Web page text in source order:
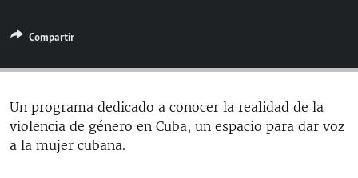
ESPECIALES
ESPECIALES
LA REALIDAD DE LA VIVIENDA EN CUBA
SER VIEJO EN CUBA
KENTU-CUBANO
MULTIMEDIA
EDITORIALES
SÍGUENOS
Compartir
Un programa dedicado a conocer la realidad de la
violencia de género en Cuba, un espacio para dar voz
a la mujer cubana.